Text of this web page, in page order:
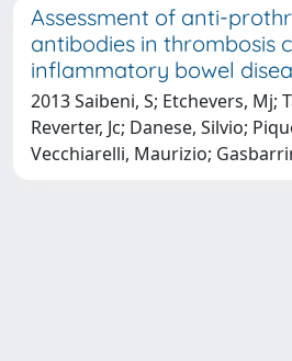
Assessment of anti-
antibodies in thrombosis
inflammatory bowel
2013 Saibeni, S; Etchevers, Mj;
Reverter, Jc; Danese, Silvio;
Vecchiarelli, Maurizio;